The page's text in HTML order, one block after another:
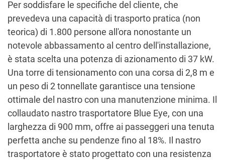
Per soddisfare le specifiche del cliente, che
prevedeva una capacità di trasporto pratica (non
teorica) di 1.800 persone all'ora nonostante un
notevole abbassamento al centro dell'installazione,
è stata scelta una potenza di azionamento di 37 kW.
Una torre di tensionamento con una corsa di 2,8 m e
un peso di 2 tonnellate garantisce una tensione
ottimale del nastro con una manutenzione minima. Il
collaudato nastro trasportatore Blue Eye, con una
larghezza di 900 mm, offre ai passeggeri una tenuta
perfetta anche su pendenze fino al 18%. Il nastro
trasportatore è stato progettato con una resistenza